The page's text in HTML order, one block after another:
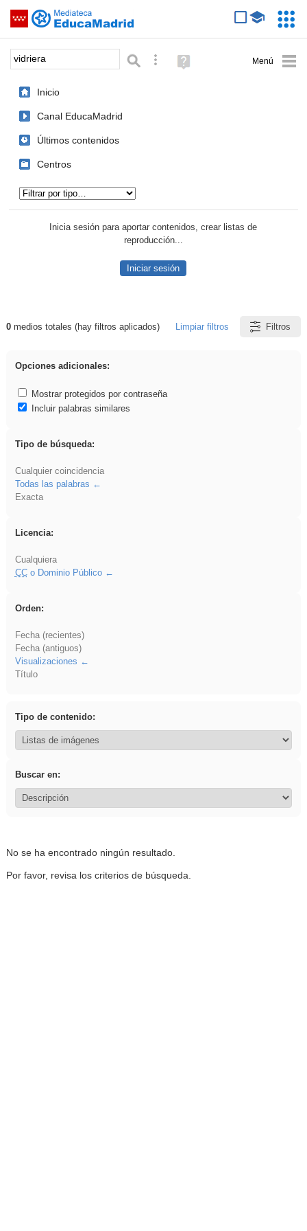
Saltar navegación
Palabra o frase: Búsqueda avanzada
Ayuda
(en
Inicio
Canal EducaMadrid
Últimos contenidos
Centros
Inicia sesión para aportar contenidos, crear listas de
reproducción...
Iniciar sesión
Resultados de: vidriera
0medios totales (hay filtros aplicados) Limpiar filtros Filtros
Opciones adicionales:
Mostrar protegidos por contraseña
Incluir palabras similares
Tipo de búsqueda:
Cualquier coincidencia
Todas las palabras
Exacta
Licencia:
Cualquiera
CCo Dominio Público
Orden:
Fecha (recientes)
Fecha (antiguos)
Visualizaciones
Título
Tipo de contenido:
Buscar en:
No se ha encontrado ningún resultado.
Por favor, revisa los criterios de búsqueda.